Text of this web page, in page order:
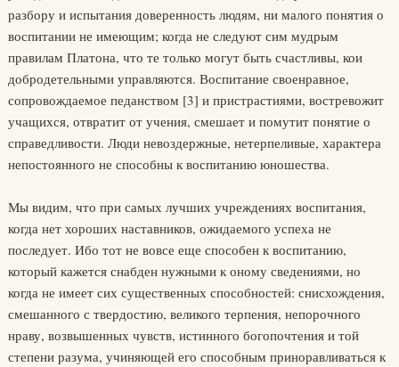
разбору и испытания доверенность людям, ни малого понятия о
воспитании не имеющим; когда не следуют сим мудрым
правилам Платона, что те только могут быть счастливы, кои
добродетельными управляются. Воспитание своенравное,
сопровождаемое педанством [3] и пристрастиями, востревожит
учащихся, отвратит от учения, смешает и помутит понятие о
справедливости. Люди невоздержные, нетерпеливые, характера
непостоянного не способны к воспитанию юношества.
Мы видим, что при самых лучших учреждениях воспитания,
когда нет хороших наставников, ожидаемого успеха не
последует. Ибо тот не вовсе еще способен к воспитанию,
который кажется снабден нужными к оному сведениями, но
когда не имеет сих существенных способностей: снисхождения,
смешанного с твердостию, великого терпения, непорочного
нраву, возвышенных чувств, истинного богопочтения и той
степени разума, учиняющей его способным приноравливаться к